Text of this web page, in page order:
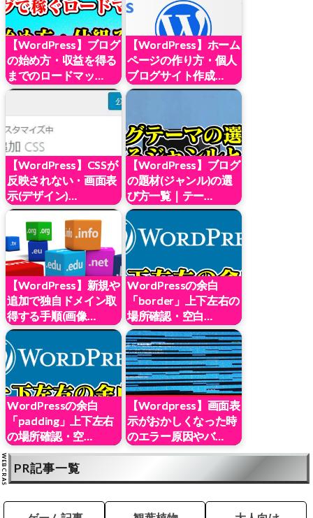
【WordPress】ブログ
の始め方・収益を得る
までのロードマッ…
【WordPress】ホーム
ページの作り方・個人
ブログサイト作成…
【WordPress】CSSが
反映されない・画面表
示(デザイン)…
【WordPress】ブログ
の題材(ジャンル)の選
び方一覧｜テー…
【WordPress】新規や
追加で独自ドメイン取
得する手順(画像…
WordPressの余白
「border」上下左右の
場所確認・空白…
WordPressの余白
「padding」上下左右
の場所確認・空…
【Wordpress】画面表
示がおかしくなった時
のエラー原因やバ…
PR記事一覧